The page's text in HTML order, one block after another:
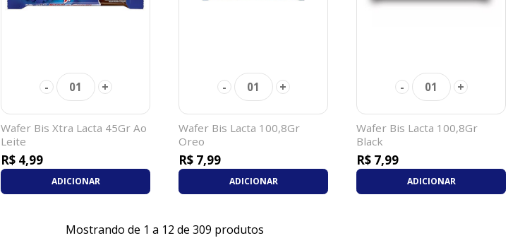
- 01 +
Wafer Bis Xtra Lacta 45Gr Ao
Leite
R$ 4,99
ADICIONAR
- 01 +
Wafer Bis Lacta 100,8Gr
Oreo
R$ 7,99
ADICIONAR
- 01 +
Wafer Bis Lacta 100,8Gr
Black
R$ 7,99
ADICIONAR
Mostrando de 1 a 12 de 309 produtos